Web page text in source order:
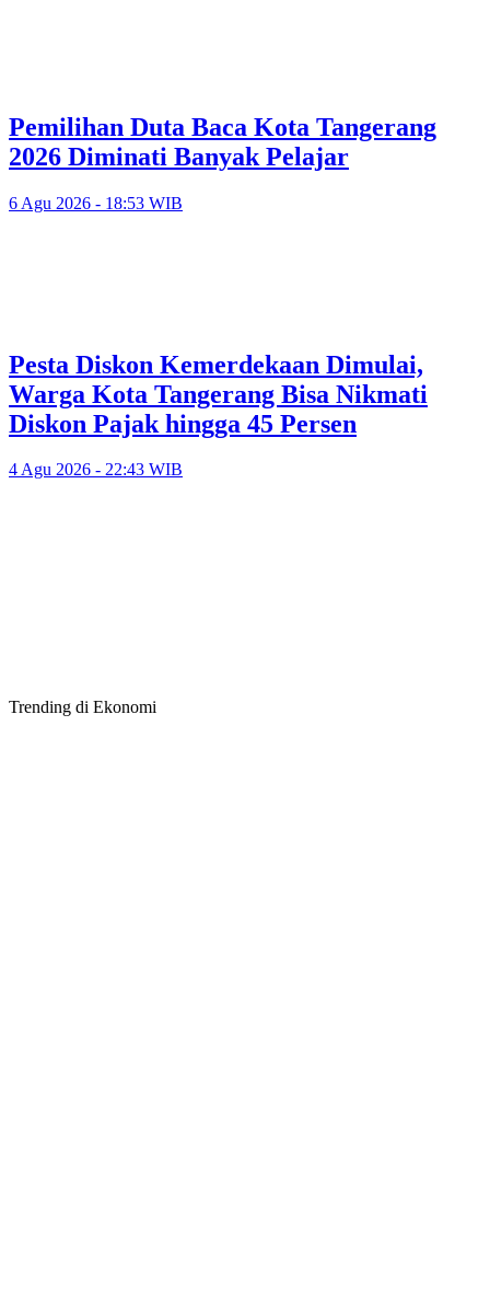
Pemilihan Duta Baca Kota Tangerang
2026 Diminati Banyak Pelajar
6 Agu 2026 - 18:53 WIB
Pesta Diskon Kemerdekaan Dimulai,
Warga Kota Tangerang Bisa Nikmati
Diskon Pajak hingga 45 Persen
4 Agu 2026 - 22:43 WIB
Trending di Ekonomi